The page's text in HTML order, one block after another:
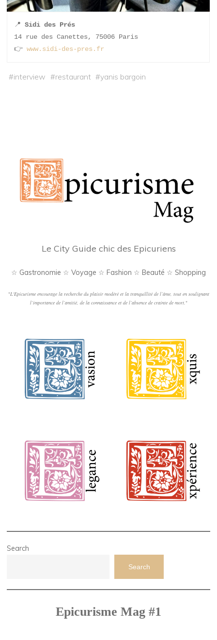
📍 Sidi des Prés
14 rue des Canettes, 75006 Paris
👉 www.sidi-des-pres.fr
#interview #restaurant #yanis bargoin
Le City Guide chic des Epicuriens
☆ Gastronomie ☆ Voyage ☆ Fashion ☆ Beauté ☆ Shopping
"L'Epicurisme encourage la recherche du plaisir modéré et la tranquillité de l’âme, tout en soulignant
l’importance de l’amitié, de la connaissance et de l’absence de crainte de mort. "
Search
Search
Epicurisme Mag #1